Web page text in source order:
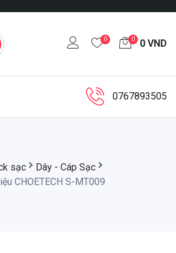
0 0 0 VND
0767893505
sạc
Dây - Cáp Sạc
CHOETECH S-MT009